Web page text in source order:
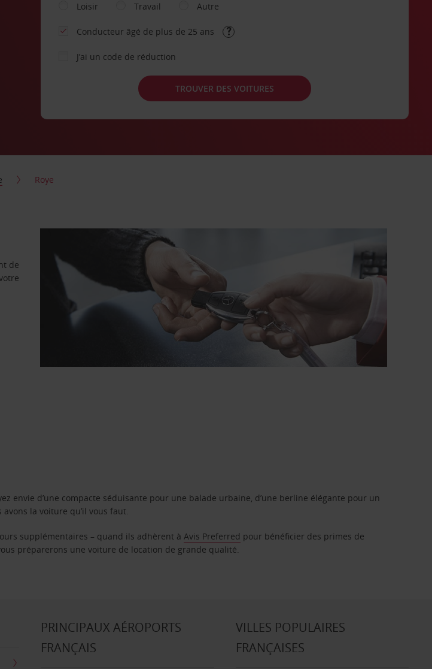
Loisir
Travail Autre
Conducteur âgé de plus de 25 ans
J’ai un code de réduction
TROUVER DES VOITURES
Roye
de
envie d’une compacte séduisante pour une balade urbaine, d’une berline élégante pour un
la voiture qu’il vous faut.
supplémentaires – quand ils adhèrent àAvis Preferred pour bénéficier des primes de
préparerons une voiture de location de grande qualité.
PRINCIPAUX AÉROPORTS
FRANÇAIS
VILLES POPULAIRES
FRANÇAISES